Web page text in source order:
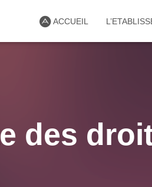
ACCUEIL
des